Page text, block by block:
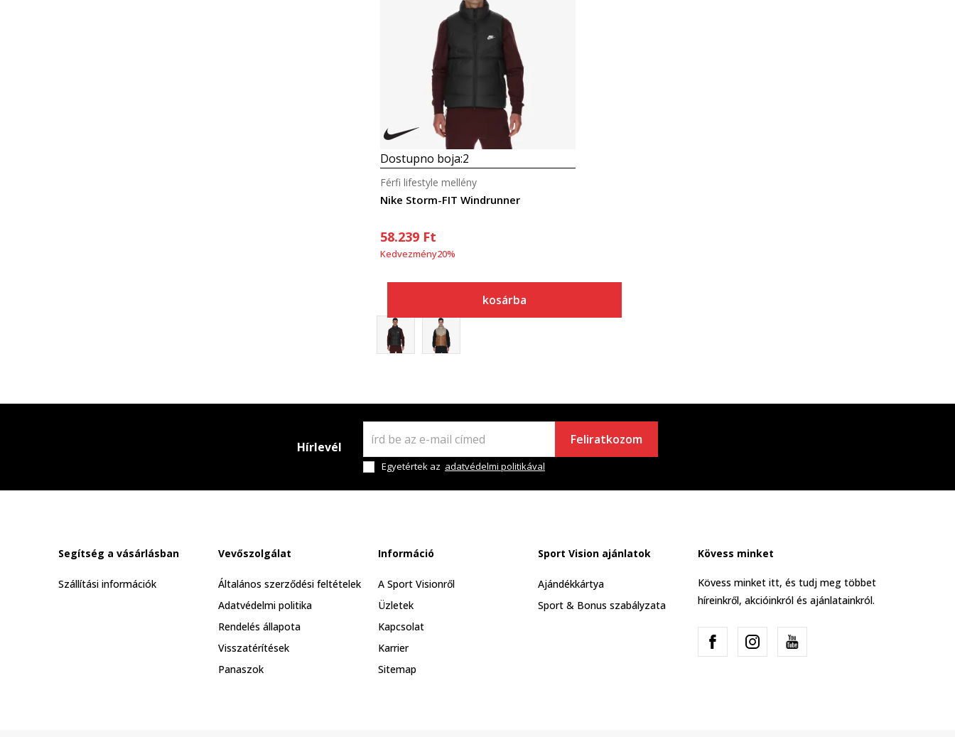
Dostupno boja:2
Nike Storm-FIT Windrunner
Férfi lifestyle mellény
58.239 Ft
Kedvezmény20%
kosárba
Hírlevél Feliratkozom
Egyetértek az adatvédelmi politikával
Segítség a vásárlásban
Szállítási információk
Vevőszolgálat
Általános szerződési feltételek
Adatvédelmi politika
Rendelés állapota
Visszatérítések
Panaszok
Információ
A Sport Visionről
Üzletek
Kapcsolat
Karrier
Sitemap
Sport Vision ajánlatok
Ajándékkártya
Sport & Bonus szabályzata
Kövess minket
Kövess minket itt, és tudj meg többet
híreinkről, akcióinkról és ajánlatainkról.